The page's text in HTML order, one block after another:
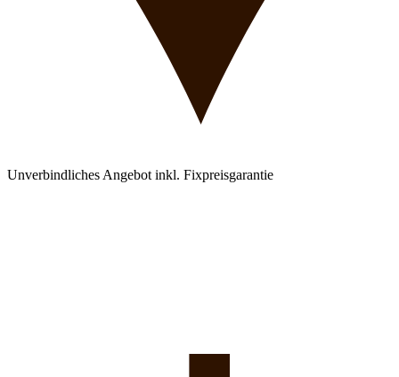
Unverbindliches Angebot inkl. Fixpreisgarantie